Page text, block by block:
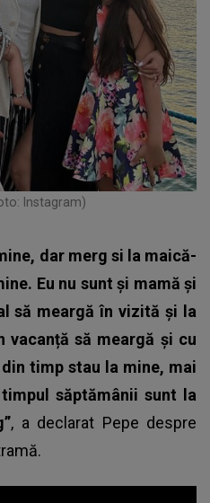
Instagram)
dar merg si la maică-
Eu nu sunt și mamă și
să meargă în vizită și la
vacanță să meargă și cu
timp stau la mine, mai
săptămânii sunt la
, a declarat Pepe despre